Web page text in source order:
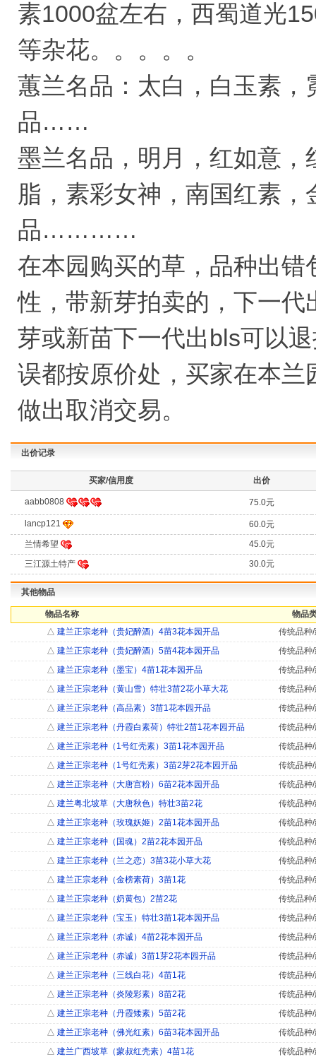
素1000盆左右，西蜀道光
等杂花。。。。。
蕙兰名品：太白，白玉素
品……
墨兰名品，明月，红如意
脂，素彩女神，南国红素
品…………
在本园购买的草，品种出
性，带新芽拍卖的，下一
芽或新苗下一代出bls可以
误都按原价处，买家在本
做出取消交易。
出价记录
买家/信用度 出价
aabb0808 75.0元
lancp121
60.0元
兰情希望
45.0元
三江源土特产
30.0元
其他物品
物品名称
物品
△ 建兰正宗老种（贵妃醉酒）4苗3花本园开品
传统品种
△ 建兰正宗老种（贵妃醉酒）5苗4花本园开品
传统品种
△ 建兰正宗老种（墨宝）4苗1花本园开品
传统品种
△ 建兰正宗老种（黄山雪）特壮3苗2花小草大花
传统品种
△ 建兰正宗老种（高品素）3苗1花本园开品
传统品种
△ 建兰正宗老种（丹霞白素荷）特壮2苗1花本园开品
传统品种
△ 建兰正宗老种（1号红壳素）3苗1花本园开品
传统品种
△ 建兰正宗老种（1号红壳素）3苗2芽2花本园开品
传统品种
△ 建兰正宗老种（大唐宫粉）6苗2花本园开品
传统品种
△ 建兰粤北坡草（大唐秋色）特壮3苗2花
传统品种
△ 建兰正宗老种（玫瑰妖姬）2苗1花本园开品
传统品种
△ 建兰正宗老种（国魂）2苗2花本园开品
传统品种
△ 建兰正宗老种（兰之恋）3苗3花小草大花
传统品种
△ 建兰正宗老种（金榜素荷）3苗1花
传统品种
△ 建兰正宗老种（奶黄包）2苗2花
传统品种
△ 建兰正宗老种（宝玉）特壮3苗1花本园开品
传统品种
△ 建兰正宗老种（赤诚）4苗2花本园开品
传统品种
△ 建兰正宗老种（赤诚）3苗1芽2花本园开品
传统品种
△ 建兰正宗老种（三线白花）4苗1花
传统品种
△ 建兰正宗老种（炎陵彩素）8苗2花
传统品种
△ 建兰正宗老种（丹霞矮素）5苗2花
传统品种
△ 建兰正宗老种（佛光红素）6苗3花本园开品
传统品种
△ 建兰广西坡草（蒙叔红壳素）4苗1花
传统品种